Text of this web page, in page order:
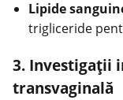
Lipide
trigliceride
3. Investigaţii
transvaginală